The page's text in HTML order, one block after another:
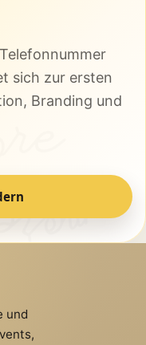
sich zur ersten
Branding und
und